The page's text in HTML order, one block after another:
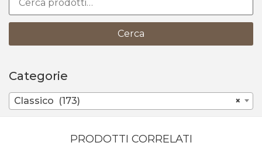
Cerca
Categorie
×
Classico (173)
PRODOTTI CORRELATI